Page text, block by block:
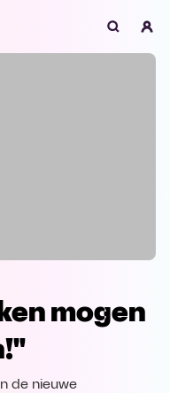
Download
mogen
de nieuwe